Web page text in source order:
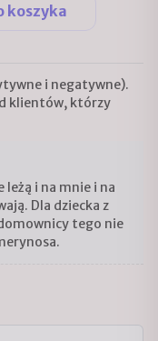
koszyka
i negatywne).
klientów, którzy
leżą i na mnie i na
Dla dziecka z
tego nie